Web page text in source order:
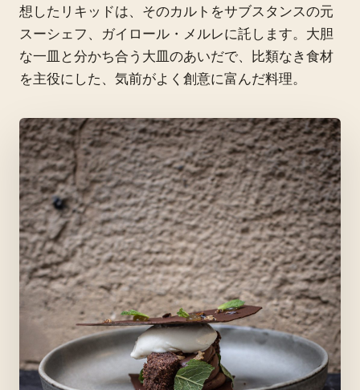
想したリキッドは、そのカルトをサブスタンスの元
スーシェフ、ガイロール・メルレに託します。大胆
な一皿と分かち合う大皿のあいだで、比類なき食材
を主役にした、気前がよく創意に富んだ料理。